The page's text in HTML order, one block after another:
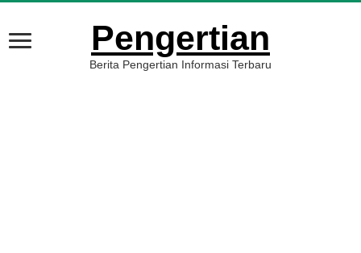
Pengertian
Berita Pengertian Informasi Terbaru